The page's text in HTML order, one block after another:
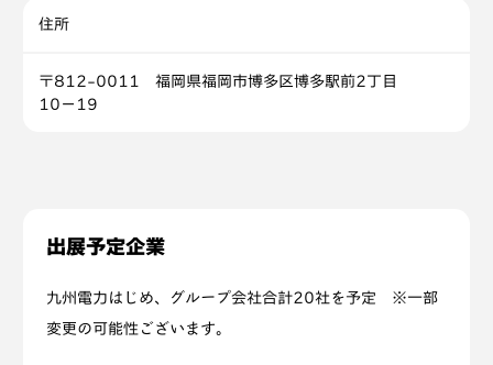
住所
〒812-0011 福岡県福岡市博多区博多駅前2丁目
10−19
出展予定企業
九州電力はじめ、グループ会社合計20社を予定 ※一部
変更の可能性ございます。